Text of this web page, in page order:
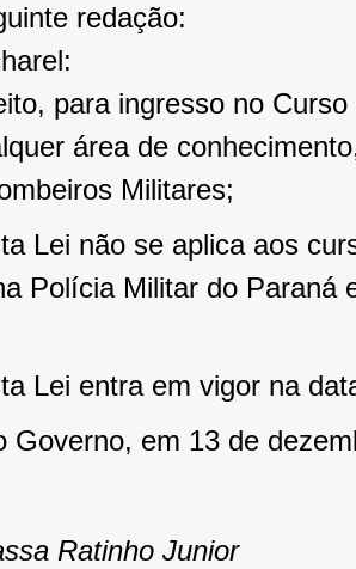
redação:
para ingresso no
área de
Militares;
Lei não se aplica aos
Polícia Militar do Paraná
Lei entra em vigor na
Governo, em 13 de
Ratinho Junior